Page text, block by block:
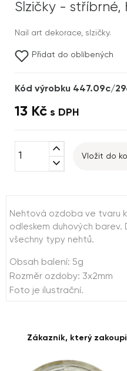
Slzičky - stříbrné,
Nail art dekorace, slzičky.
Přidat do oblíbených
Kód výrobku 447.09c/
13 Kč s DPH
expand_less
expand_more
Vložit do
Nehtová ozdoba ve tvaru
odleskem duhových
všechny typy nehtů.
Obsah balení: 5g
Rozměr ozdoby: 3x2mm
Foto je ilustrační.
Zákazník, který